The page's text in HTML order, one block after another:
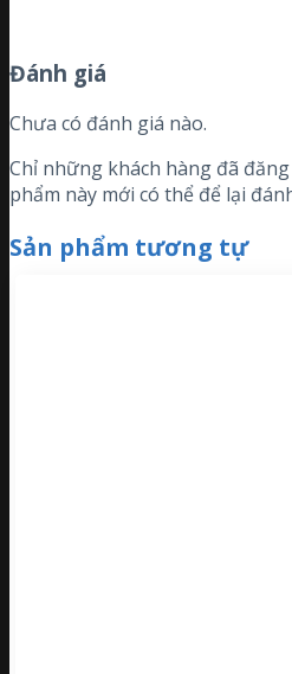
Đánh giá
Chưa có đánh giá nào.
Chỉ những khách hàng đã
phẩm này mới có thể để lại
Sản phẩm tương tự